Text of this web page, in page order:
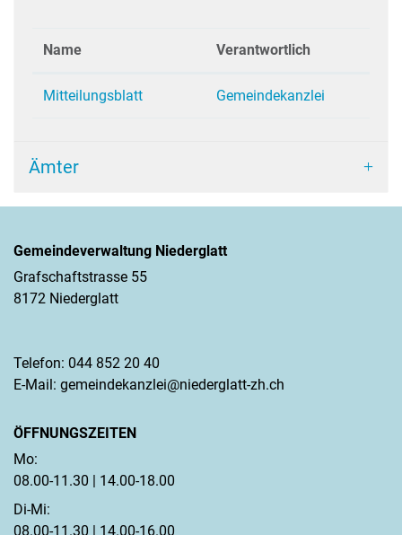
Name Verantwortlich
Mitteilungsblatt Gemeindekanzlei
Ämter
Gemeindeverwaltung Niederglatt
Grafschaftstrasse 55
8172 Niederglatt
Telefon: 044 852 20 40
E-Mail: gemeindekanzlei@niederglatt-zh.ch
ÖFFNUNGSZEITEN
Mo:
08.00-11.30 | 14.00-18.00
Di-Mi:
08.00-11.30 | 14.00-16.00